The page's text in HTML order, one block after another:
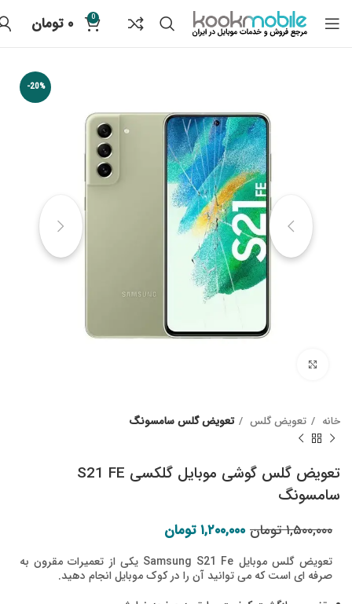
0 ۰ تومان
-20%
خانه تعویض گلس تعویض گلس سامسونگ
تعویض گلس گوشی موبایل گلکسی S21 FE
سامسونگ
۱,۵۰۰,۰۰۰تومان قیمت اصلی: ۱,۵۰۰,۰۰۰ تومان بود.
۱,۲۰۰,۰۰۰تومان
تعویض گلس موبایل Samsung S21 Fe یکی از تعمیرات مقرون به
صرفه ای است که می توانید آن را در کوک موبایل انجام دهید.